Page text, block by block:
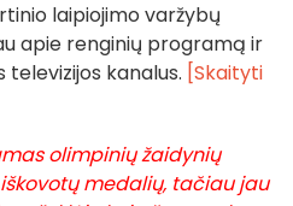
laipiojimo varžybų
apie renginių programą ir
kanalus. [Skaityti
olimpinių žaidynių
medalių, tačiau jau